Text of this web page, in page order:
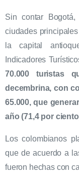
Sin contar
ciudades
la capital
Indicadores
70.000 turistas
decembrina, con
65.000, que
año (71,4 por
Los colombianos
que de acuerdo a
fueron hechas con